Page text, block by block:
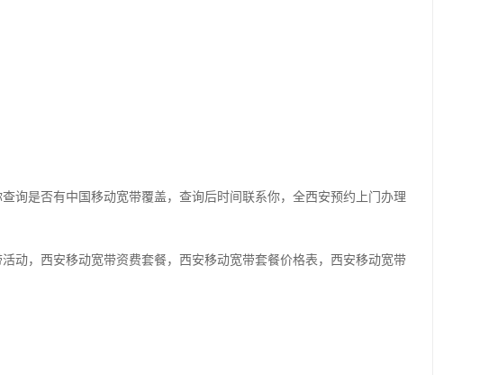
询是否有中国移动宽带覆盖，查询后时间联系你，全西安预约上门办理
动，西安移动宽带资费套餐，西安移动宽带套餐价格表，西安移动宽带